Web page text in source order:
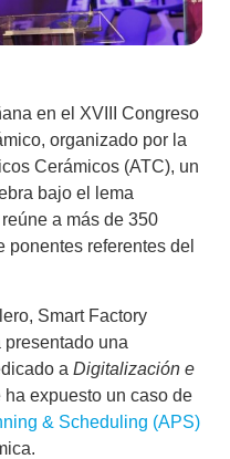
en el XVIII Congreso
, organizado por la
Cerámicos (ATC), un
bajo el lema
a más de 350
referentes del
Smart Factory
presentado una
a Digitalización e
ha expuesto un caso de
& Scheduling (APS)